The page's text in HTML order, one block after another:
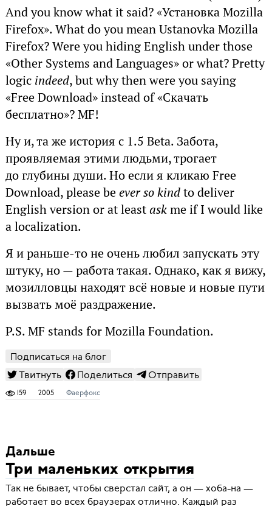
And you know what it said? «Установка Mozilla
Firefox». What do you mean Ustanovka Mozilla
Firefox? Were you hiding English under those
«Other Systems and Languages» or what? Pretty
logic indeed, but why then were you saying
«Free Download» instead of «Скачать
бесплатно»? MF!
Ну и, та же история с 1.5 Beta. Забота,
проявляемая этими людьми, трогает
до глубины души. Но если я кликаю Free
Download, please beever so kindto deliver
English version or at leastaskme if I would like
a localization.
Я и раньше-то не очень любил запускать эту
штуку, но — работа такая. Однако, как я вижу,
мозилловцы находят всё новые и новые пути
вызвать моё раздражение.
P.S. MF stands for Mozilla Foundation.
Подписаться на блог
Твитнуть
Поделиться Отправить
159 2005 Фаерфокс
Дальше
Три маленьких открытия
Так не бывает, чтобы сверстал сайт, а он — хоба-на —
работает во всех браузерах отлично. Каждый раз